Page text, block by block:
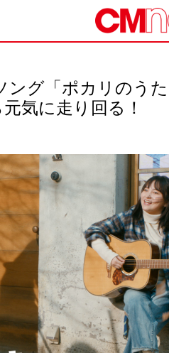
ング「ポカリのう
気に走り回る！